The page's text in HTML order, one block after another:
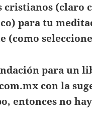
(claro
para tu
(como
para un
con la
entonces no